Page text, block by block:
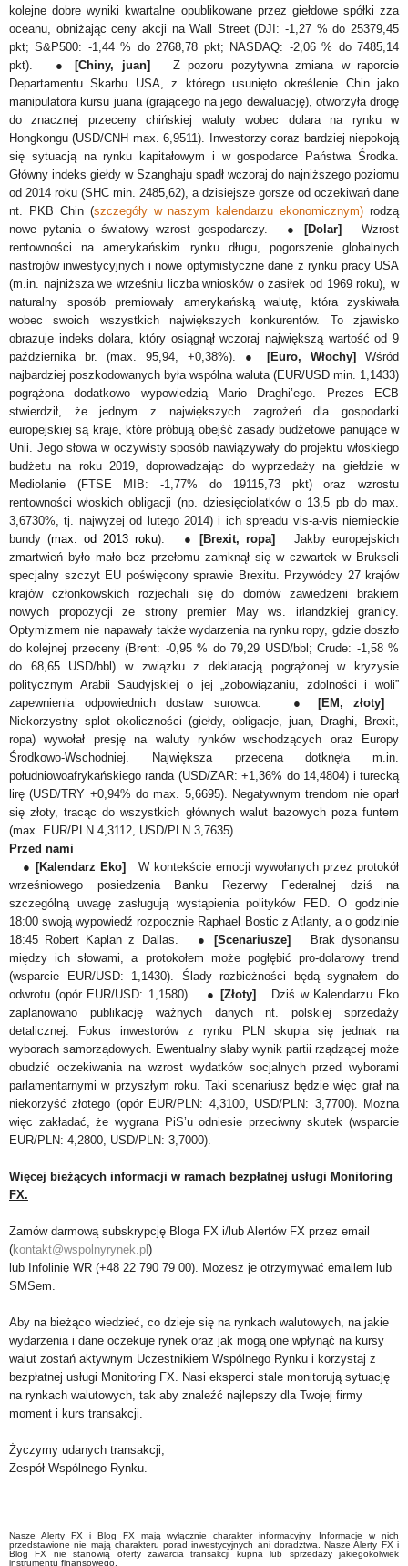
kolejne dobre wyniki kwartalne opublikowane przez giełdowe spółki zza
oceanu, obniżając ceny akcji na Wall Street (DJI: -1,27 % do 25379,45
pkt; S&P500: -1,44 % do 2768,78 pkt; NASDAQ: -2,06 % do 7485,14
pkt). ●[Chiny, juan]Z pozoru pozytywna zmiana w raporcie
Departamentu Skarbu USA, z którego usunięto określenie Chin jako
manipulatora kursu juana (grającego na jego dewaluację), otworzyła drogę
do znacznej przeceny chińskiej waluty wobec dolara na rynku w
Hongkongu (USD/CNH max. 6,9511). Inwestorzy coraz bardziej niepokoją
się sytuacją na rynku kapitałowym i w gospodarce Państwa Środka.
Główny indeks giełdy w Szanghaju spadł wczoraj do najniższego poziomu
od 2014 roku (SHC min. 2485,62), a dzisiejsze gorsze od oczekiwań dane
nt. PKB Chin (szczegóły w naszym kalendarzu ekonomicznym) rodzą
nowe pytania o światowy wzrost gospodarczy. ●[Dolar] Wzrost
rentowności na amerykańskim rynku długu, pogorszenie globalnych
nastrojów inwestycyjnych i nowe optymistyczne dane z rynku pracy USA
(m.in. najniższa we wrześniu liczba wniosków o zasiłek od 1969 roku), w
naturalny sposób premiowały amerykańską walutę, która zyskiwała
wobec swoich wszystkich największych konkurentów. To zjawisko
obrazuje indeks dolara, który osiągnął wczoraj największą wartość od 9
października br. (max. 95,94, +0,38%). ● [Euro, Włochy] Wśród
najbardziej poszkodowanych była wspólna waluta (EUR/USD min. 1,1433)
pogrążona dodatkowo wypowiedzią Mario Draghi’ego. Prezes ECB
stwierdził, że jednym z największych zagrożeń dla gospodarki
europejskiej są kraje, które próbują obejść zasady budżetowe panujące w
Unii. Jego słowa w oczywisty sposób nawiązywały do projektu włoskiego
budżetu na roku 2019, doprowadzając do wyprzedaży na giełdzie w
Mediolanie (FTSE MIB: -1,77% do 19115,73 pkt) oraz wzrostu
rentowności włoskich obligacji (np. dziesięciolatków o 13,5 pb do max.
3,6730%, tj. najwyżej od lutego 2014) i ich spreadu vis-a-vis niemieckie
bundy (max. od 2013 roku). ●[Brexit, ropa] Jakby europejskich
zmartwień było mało bez przełomu zamknął się w czwartek w Brukseli
specjalny szczyt EU poświęcony sprawie Brexitu. Przywódcy 27 krajów
krajów członkowskich rozjechali się do domów zawiedzeni brakiem
nowych propozycji ze strony premier May ws. irlandzkiej granicy.
Optymizmem nie napawały także wydarzenia na rynku ropy, gdzie doszło
do kolejnej przeceny (Brent: -0,95 % do 79,29 USD/bbl; Crude: -1,58 %
do 68,65 USD/bbl) w związku z deklaracją pogrążonej w kryzysie
politycznym Arabii Saudyjskiej o jej „zobowiązaniu, zdolności i woli”
zapewnienia odpowiednich dostaw surowca. ● [EM, złoty]
Niekorzystny splot okoliczności (giełdy, obligacje, juan, Draghi, Brexit,
ropa) wywołał presję na waluty rynków wschodzących oraz Europy
Środkowo-Wschodniej. Największa przecena dotknęła m.in.
południowoafrykańskiego randa (USD/ZAR: +1,36% do 14,4804) i turecką
lirę (USD/TRY +0,94% do max. 5,6695). Negatywnym trendom nie oparł
się złoty, tracąc do wszystkich głównych walut bazowych poza funtem
(max. EUR/PLN 4,3112, USD/PLN 3,7635).
Przed nami
● [Kalendarz Eko]W kontekście emocji wywołanych przez protokół
wrześniowego posiedzenia Banku Rezerwy Federalnej dziś na
szczególną uwagę zasługują wystąpienia polityków FED. O godzinie
18:00 swoją wypowiedź rozpocznie Raphael Bostic z Atlanty, a o godzinie
18:45 Robert Kaplan z Dallas. ●[Scenariusze] Brak dysonansu
między ich słowami, a protokołem może pogłębić pro-dolarowy trend
(wsparcie EUR/USD: 1,1430). Ślady rozbieżności będą sygnałem do
odwrotu (opór EUR/USD: 1,1580). ●[Złoty] Dziś w Kalendarzu Eko
zaplanowano publikację ważnych danych nt. polskiej sprzedaży
detalicznej. Fokus inwestorów z rynku PLN skupia się jednak na
wyborach samorządowych. Ewentualny słaby wynik partii rządzącej może
obudzić oczekiwania na wzrost wydatków socjalnych przed wyborami
parlamentarnymi w przyszłym roku. Taki scenariusz będzie więc grał na
niekorzyść złotego (opór EUR/PLN: 4,3100, USD/PLN: 3,7700). Można
więc zakładać, że wygrana PiS’u odniesie przeciwny skutek (wsparcie
EUR/PLN: 4,2800, USD/PLN: 3,7000).
Więcej bieżących informacji w ramach bezpłatnej usługi Monitoring
FX.
Zamów darmową subskrypcję Bloga FX i/lub Alertów FX przez email
(kontakt@wspolnyrynek.pl)
lub Infolinię WR (+48 22 790 79 00). Możesz je otrzymywać emailem lub
SMSem.
Aby na bieżąco wiedzieć, co dzieje się na rynkach walutowych, na jakie
wydarzenia i dane oczekuje rynek oraz jak mogą one wpłynąć na kursy
walut zostań aktywnym Uczestnikiem Wspólnego Rynku i korzystaj z
bezpłatnej usługi Monitoring FX. Nasi eksperci stale monitorują sytuację
na rynkach walutowych, tak aby znaleźć najlepszy dla Twojej firmy
moment i kurs transakcji.
Życzymy udanych transakcji,
Zespół Wspólnego Rynku.
Nasze Alerty FX i Blog FX mają wyłącznie charakter informacyjny. Informacje w nich
przedstawione nie mają charakteru porad inwestycyjnych ani doradztwa. Nasze Alerty FX i
Blog FX nie stanowią oferty zawarcia transakcji kupna lub sprzedaży jakiegokolwiek
instrumentu finansowego.